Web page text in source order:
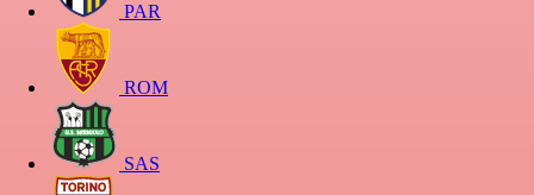
PAR
ROM
SAS